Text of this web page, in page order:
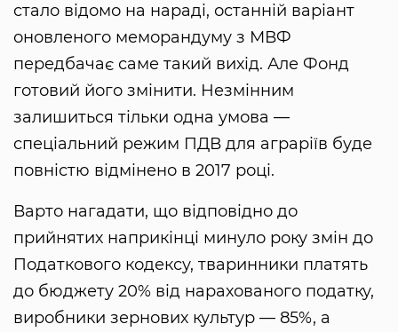
стало відомо на нараді, останній варіант
оновленого меморандуму з МВФ
передбачає саме такий вихід. Але Фонд
готовий його змінити. Незмінним
залишиться тільки одна умова —
спеціальний режим ПДВ для аграріїв буде
повністю відмінено в 2017 році.
Варто нагадати, що відповідно до
прийнятих наприкінці минуло року змін до
Податкового кодексу, тваринники платять
до бюджету 20% від нарахованого податку,
виробники зернових культур — 85%, а